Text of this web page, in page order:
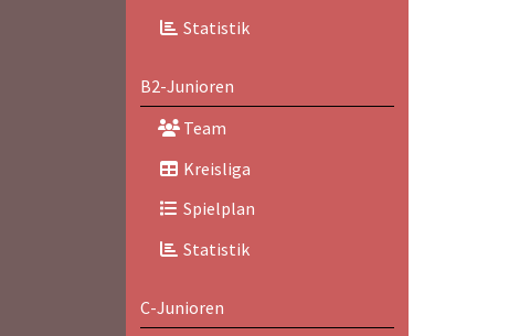
Statistik
B2-Junioren
Team
Kreisliga
Spielplan
Statistik
C-Junioren